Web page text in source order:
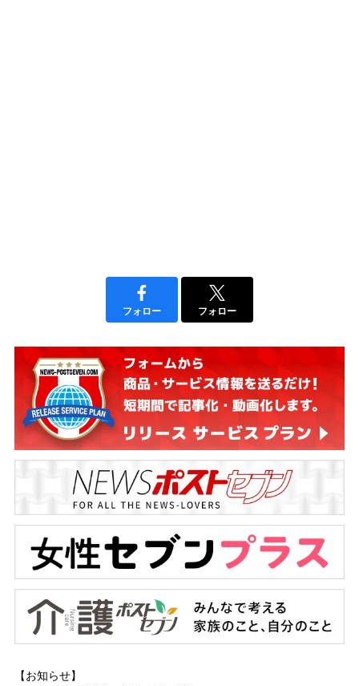
フォロー フォロー
【お知らせ】